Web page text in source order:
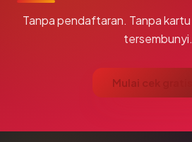
Tanpa pendaftaran. Tanpa
tersembunyi.
Mulai cek gratis